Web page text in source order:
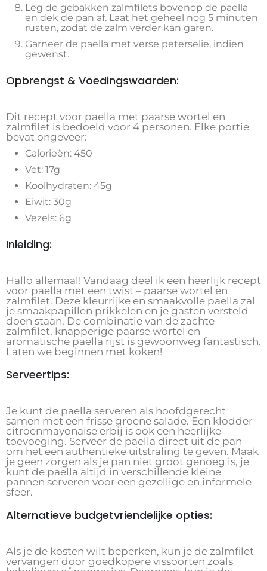
Leg de gebakken zalmfilets bovenop de paella
en dek de pan af. Laat het geheel nog 5 minuten
rusten, zodat de zalm verder kan garen.
Garneer de paella met verse peterselie, indien
gewenst.
Opbrengst & Voedingswaarden:
Dit recept voor paella met paarse wortel en
zalmfilet is bedoeld voor 4 personen. Elke portie
bevat ongeveer:
Calorieën: 450
Vet: 17g
Koolhydraten: 45g
Eiwit: 30g
Vezels: 6g
Inleiding:
Hallo allemaal! Vandaag deel ik een heerlijk recept
voor paella met een twist – paarse wortel en
zalmfilet. Deze kleurrijke en smaakvolle paella zal
je smaakpapillen prikkelen en je gasten versteld
doen staan. De combinatie van de zachte
zalmfilet, knapperige paarse wortel en
aromatische paella rijst is gewoonweg fantastisch.
Laten we beginnen met koken!
Serveertips:
Je kunt de paella serveren als hoofdgerecht
samen met een frisse groene salade. Een klodder
citroenmayonaise erbij is ook een heerlijke
toevoeging. Serveer de paella direct uit de pan
om het een authentieke uitstraling te geven. Maak
je geen zorgen als je pan niet groot genoeg is, je
kunt de paella altijd in verschillende kleine
pannen serveren voor een gezellige en informele
sfeer.
Alternatieve budgetvriendelijke opties:
Als je de kosten wilt beperken, kun je de zalmfilet
vervangen door goedkopere vissoorten zoals